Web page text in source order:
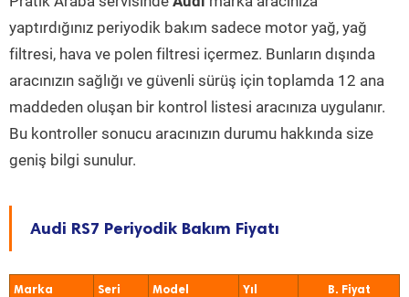
yaptırdığınız periyodik bakım sadece motor yağ, yağ
filtresi, hava ve polen filtresi içermez. Bunların dışında
aracınızın sağlığı ve güvenli sürüş için toplamda 12 ana
maddeden oluşan bir kontrol listesi aracınıza uygulanır.
Bu kontroller sonucu aracınızın durumu hakkında size
geniş bilgi sunulur.
Audi RS7 Periyodik Bakım Fiyatı
Marka Seri Model Yıl